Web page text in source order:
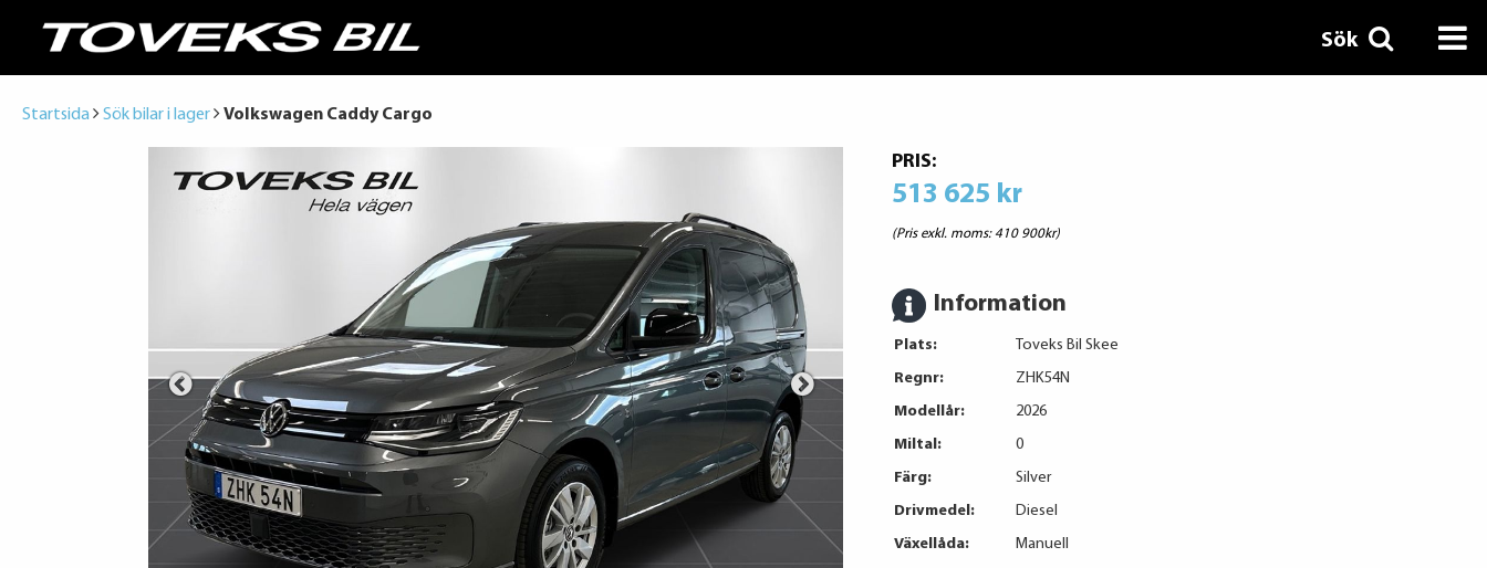
Sök
Startsida Sök bilar i lager Volkswagen Caddy Cargo
PRIS:
513 625 kr
(Pris exkl. moms: 410 900kr)
Information
Plats:
Toveks Bil Skee
Regnr:
ZHK54N
Modellår:
2026
Miltal:
0
Färg:
Silver
Drivmedel:
Diesel
Växellåda:
Manuell